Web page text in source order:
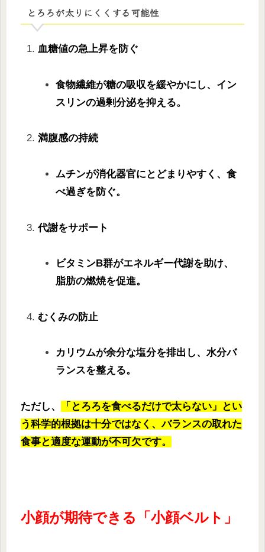
とろろが太りにくくする可能性
血糖値の急上昇を防ぐ
食物繊維が糖の吸収を緩やかにし、イン
スリンの過剰分泌を抑える。
満腹感の持続
ムチンが消化器官にとどまりやすく、食
べ過ぎを防ぐ。
代謝をサポート
ビタミンB群がエネルギー代謝を助け、
脂肪の燃焼を促進。
むくみの防止
カリウムが余分な塩分を排出し、水分バ
ランスを整える。
ただし、
「とろろを食べるだけで太らない」とい
う科学的根拠は十分ではなく、バランスの取れた
食事と適度な運動が不可欠です。
小顔が期待できる「小顔ベルト」